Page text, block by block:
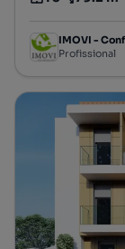
Tipologia
Preço por
Andar
IMOVI -
Profissional